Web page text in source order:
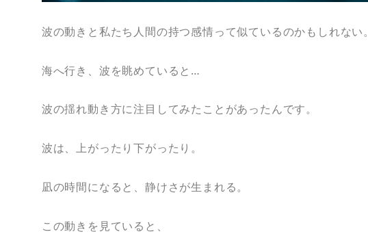
波の動きと私たち人間の持つ感情って似ているのかもしれない。
海へ行き、波を眺めていると…
波の揺れ動き方に注目してみたことがあったんです。
波は、上がったり下がったり。
凪の時間になると、静けさが生まれる。
この動きを見ていると、